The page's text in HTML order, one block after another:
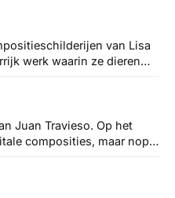
dat levert heerlijke kijkerij
van Lisa
werk waarin ze dieren
Juan Travieso. Op het
composities, maar nope,